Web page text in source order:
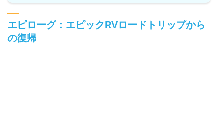
エピローグ：エピックRVロードトリップから
の復帰